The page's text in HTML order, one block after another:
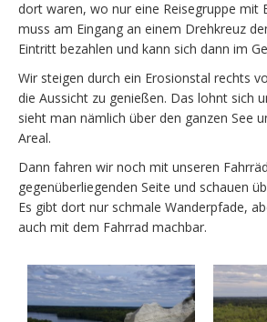
dort waren, wo nur eine Reisegruppe mit
muss am Eingang an einem Drehkreuz
Eintritt bezahlen und kann sich dann im
Wir steigen durch ein Erosionstal rechts
die Aussicht zu genießen. Das lohnt sich
sieht man nämlich über den ganzen See
Areal.
Dann fahren wir noch mit unseren
gegenüberliegenden Seite und schauen
Es gibt dort nur schmale Wanderpfade,
auch mit dem Fahrrad machbar.